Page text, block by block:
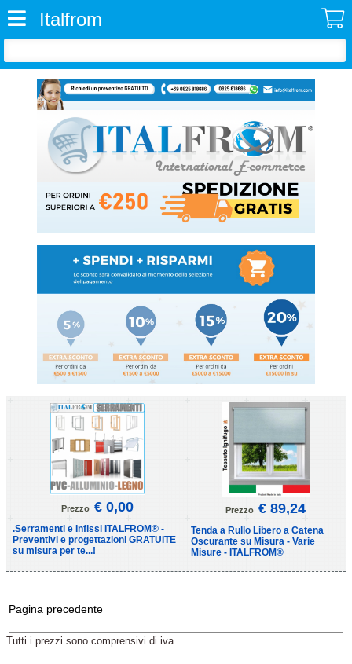
Italfrom
Prezzo € 0,00
.Serramenti e Infissi ITALFROM® -
Preventivi e progettazioni GRATUITE
su misura per te...!
Prezzo € 89,24
Tenda a Rullo Libero a Catena
Oscurante su Misura - Varie
Misure - ITALFROM®
Pagina precedente
Tutti i prezzi sono comprensivi di iva